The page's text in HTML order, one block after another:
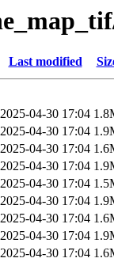
Last modified
2025-04-30 17:04
2025-04-30 17:04
2025-04-30 17:04
2025-04-30 17:04
2025-04-30 17:04
2025-04-30 17:04
2025-04-30 17:04
2025-04-30 17:04
2025-04-30 17:04